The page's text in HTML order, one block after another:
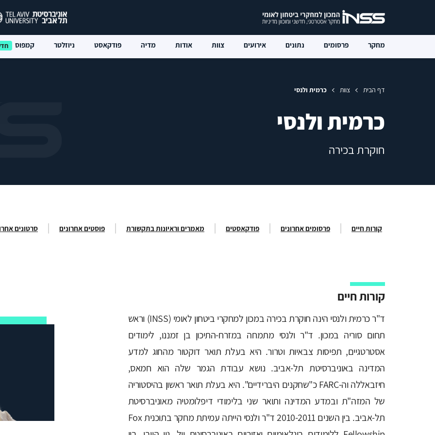
מחקר פרסומים נתונים אירועים צוות אודות מדיה פודקאסט ניוזלטר קמפוס
דף הבית צוות כרמית ולנסי
כרמית ולנסי
חוקרת בכירה
קורות חיים פרסומים אחרונים פודקאסטים מאמרים וראיונות בתקשורת פוסטים אחרונים סרטונים
קורות חיים
ד"ר כרמית ולנסי הינה חוקרת בכירה במכון למחקרי ביטחון לאומי (INSS) וראש
תחום סוריה במכון. ד"ר ולנסי מתמחה במזרח-התיכון בן זמננו, לימודים
אסטרטגיים, תפיסות צבאיות וטרור. היא בעלת תואר דוקטור מהחוג למדע
המדינה באוניברסיטת תל-אביב. נושא עבודת הגמר שלה הוא חמאס,
חיזבאללה וה-FARC כ"שחקנים היברידיים". היא בעלת תואר ראשון בהיסטוריה
של המזה"ת ובמדע המדינה ותואר שני בלימודי דיפלומטיה מאוניברסיטת
תל-אביב. בין השנים 2010-2011 ד"ר ולנסי הייתה עמיתת מחקר בתוכנית Fox